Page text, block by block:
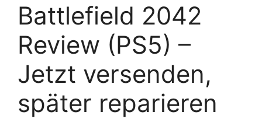
Battlefield 2042
Review (PS5) –
Jetzt versenden,
später reparieren